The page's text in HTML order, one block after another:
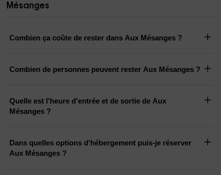
Mésanges
Combien ça coûte de rester dans Aux Mésanges ?
Combien de personnes peuvent rester Aux Mésanges ?
Quelle est l'heure d'entrée et de sortie de Aux
Mésanges ?
Dans quelles options d'hébergement puis-je réserver
Aux Mésanges ?